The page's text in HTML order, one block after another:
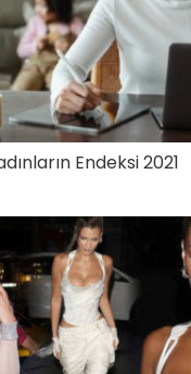
Endeksi 2021